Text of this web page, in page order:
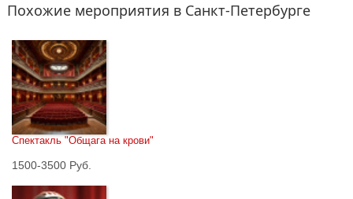
Похожие мероприятия в Санкт-Петербурге
Спектакль "Общага на крови"
1500-3500 Руб.